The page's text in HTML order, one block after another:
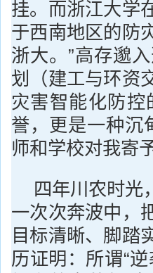
挂。而浙江大学
于西南地区的防
浙大。”高存邈
划（建工与环资
灾害智能化防
誉，更是一种沉
师和学校对我寄
四年川农时光
一次次奔波中，
目标清晰、脚踏
历证明：所谓“